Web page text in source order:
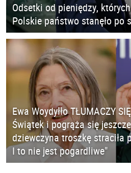
Odsetki od pieniędzy,
Polskie państwo stanęło po
Ewa Woydyłło TŁUMACZY
Świątek i pogrąża się
dziewczyna troszkę straciła
I to nie jest pogardliwe"